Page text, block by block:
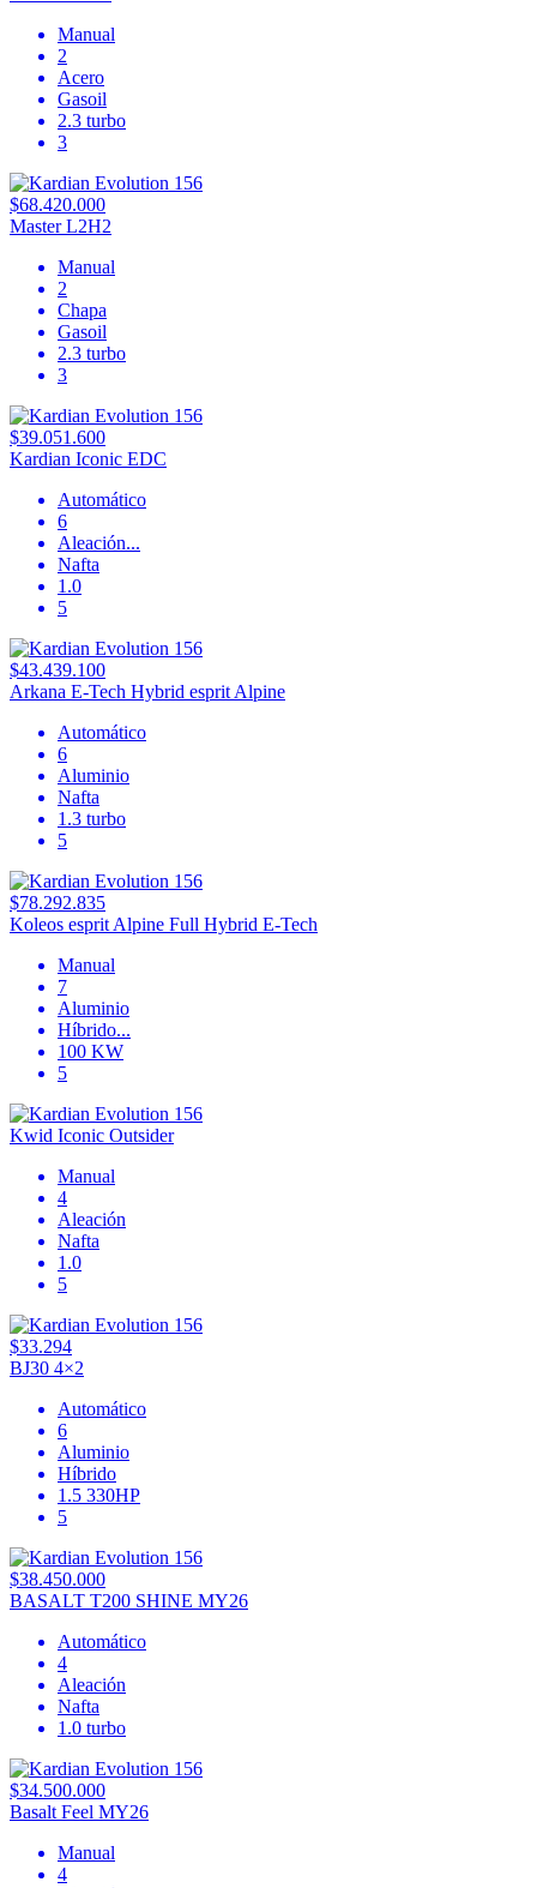
Manual
2
Acero
Gasoil
2.3 turbo
3
$68.420.000
Master L2H2
Manual
2
Chapa
Gasoil
2.3 turbo
3
$39.051.600
Kardian Iconic EDC
Automático
6
Aleación...
Nafta
1.0
5
$43.439.100
Arkana E-Tech Hybrid esprit Alpine
Automático
6
Aluminio
Nafta
1.3 turbo
5
$78.292.835
Koleos esprit Alpine Full Hybrid E-Tech
Manual
7
Aluminio
Híbrido...
100 KW
5
Kwid Iconic Outsider
Manual
4
Aleación
Nafta
1.0
5
$33.294
BJ30 4×2
Automático
6
Aluminio
Híbrido
1.5 330HP
5
$38.450.000
BASALT T200 SHINE MY26
Automático
4
Aleación
Nafta
1.0 turbo
$34.500.000
Basalt Feel MY26
Manual
4